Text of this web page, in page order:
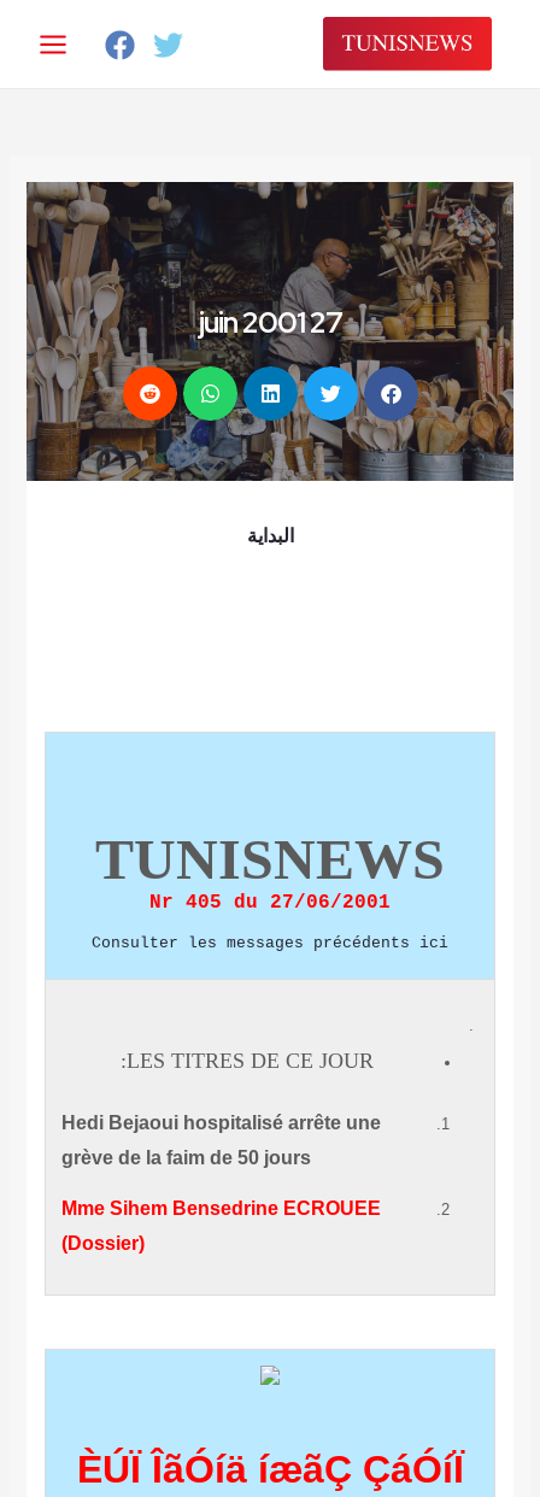
27 juin 2001
TUNISNEWS
Nr 405 du 27/06/2001
Consulter les messages précédents ici
LES TITRES DE CE JOUR:
Hedi Bejaoui hospitalisé arrête une
grève de la faim de 50 jours
Mme Sihem Bensedrine ECROUEE
(Dossier)
ÈÚÏ ÎãÓíä íæãÇ ÇáÓíÏ